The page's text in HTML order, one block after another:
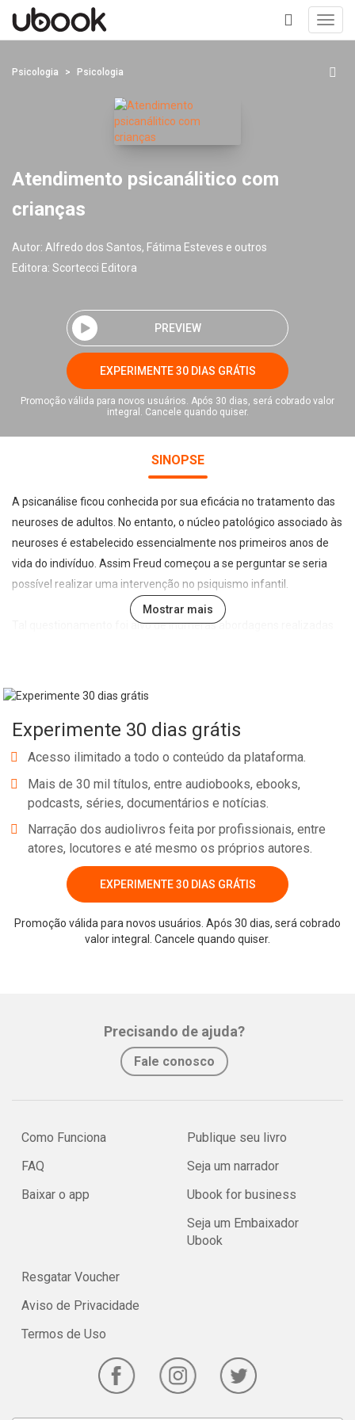
+
Psicologia Psicologia
Atendimento psicanálitico com
crianças
Autor: Alfredo dos Santos, Fátima Esteves e outros
Editora: Scortecci Editora
PREVIEW
EXPERIMENTE 30 DIAS GRÁTIS
Promoção válida para novos usuários. Após 30 dias, será cobrado valor
integral. Cancele quando quiser.
SINOPSE
A psicanálise ficou conhecida por sua eficácia no tratamento das
neuroses de adultos. No entanto, o núcleo patológico associado às
neuroses é estabelecido essencialmente nos primeiros anos de
vida do indivíduo. Assim Freud começou a se perguntar se seria
possível realizar uma intervenção no psiquismo infantil.
Tal questionamento foi alvo de inúmeras abordagens realizadas
compartilhar experiências e dúvidas referentes ao atendimento
vez que tal processo possibilita um reajuste no funcionamento da
vida mental. Sendo assim, ao observar uma criança brincando,
Gabriela ganhou de presente um jogo de xícaras e emprestou
para sua amiga Renata brincar. Quando voltou do médico com sua
mãe viu seu brinquedo todo quebrado. Queria brigar com a
Renata, mas sua mãe disse: lembra quando você sujou seu
vestido branco de barro e teve que esperar o barro secar, para
falará com a Renata. Logo, Ren...
Mostrar mais
Experimente 30 dias grátis
Acesso ilimitado a todo o conteúdo da plataforma.
Mais de 30 mil títulos, entre audiobooks, ebooks,
podcasts, séries, documentários e notícias.
Narração dos audiolivros feita por profissionais, entre
atores, locutores e até mesmo os próprios autores.
EXPERIMENTE 30 DIAS GRÁTIS
Promoção válida para novos usuários. Após 30 dias, será cobrado
valor integral. Cancele quando quiser.
Precisando de ajuda?
Fale conosco
Como Funciona
FAQ
Baixar o app
Publique seu livro
Seja um narrador
Ubook for business
Seja um Embaixador
Ubook
Resgatar Voucher
Aviso de Privacidade
Termos de Uso
Whatsapp Facebook Twitter E-mail